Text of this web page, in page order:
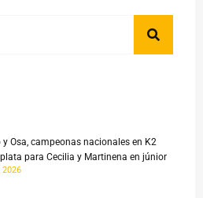
y Osa, campeonas nacionales en K2
para Cecilia y Martinena en júnior
2026